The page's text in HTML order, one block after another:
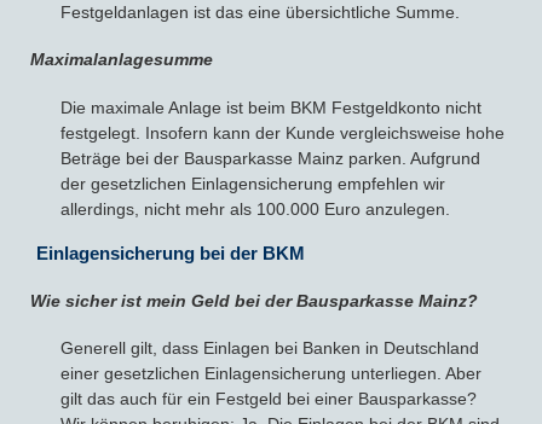
Festgeldanlagen ist das eine übersichtliche Summe.
Maximalanlagesumme
Die maximale Anlage ist beim BKM Festgeldkonto nicht
festgelegt. Insofern kann der Kunde vergleichsweise hohe
Beträge bei der Bausparkasse Mainz parken. Aufgrund
der gesetzlichen Einlagensicherung empfehlen wir
allerdings, nicht mehr als 100.000 Euro anzulegen.
Einlagensicherung bei der BKM
Wie sicher ist mein Geld bei der Bausparkasse Mainz?
Generell gilt, dass Einlagen bei Banken in Deutschland
einer gesetzlichen Einlagensicherung unterliegen. Aber
gilt das auch für ein Festgeld bei einer Bausparkasse?